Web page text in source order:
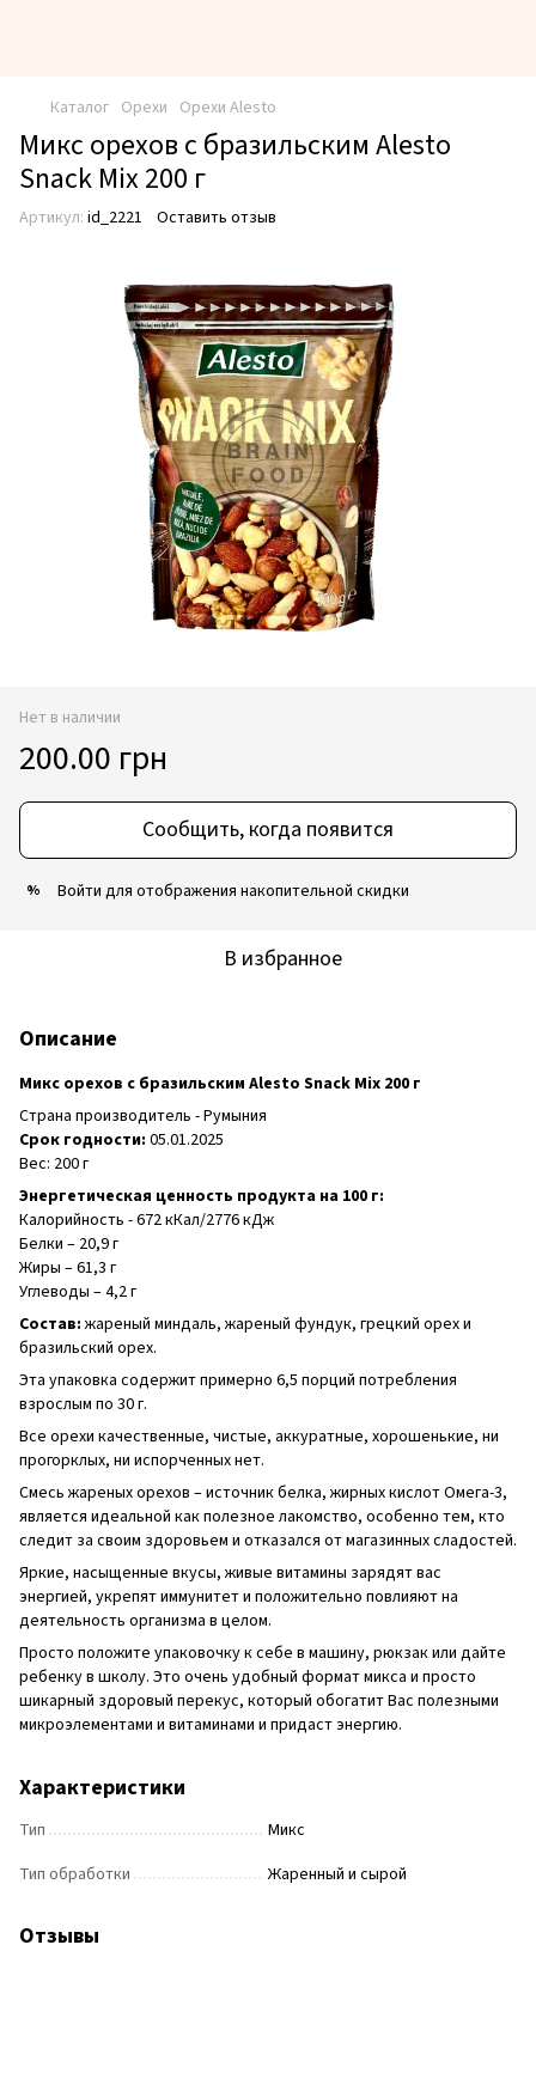
Каталог Орехи Орехи Alesto
Микс орехов с бразильским Alesto
Snack Mix 200 г
Артикул: id_2221 Оставить отзыв
Нет в наличии
200.00 грн
Сообщить, когда появится
% Войти для отображения накопительной скидки
В избранное
Описание
Микс орехов с бразильским Alesto Snack Mix 200 г
Страна производитель - Румыния
Срок годности: 05.01.2025
Вес: 200 г
Энергетическая ценность продукта на 100 г:
Калорийность - 672 кКал/2776 кДж
Белки – 20,9 г
Жиры – 61,3 г
Углеводы – 4,2 г
Состав: жареный миндаль, жареный фундук, грецкий орех и
бразильский орех.
Эта упаковка содержит примерно 6,5 порций потребления
взрослым по 30 г.
Все орехи качественные, чистые, аккуратные, хорошенькие, ни
прогорклых, ни испорченных нет.
Смесь жареных орехов – источник белка, жирных кислот Омега-3,
является идеальной как полезное лакомство, особенно тем, кто
следит за своим здоровьем и отказался от магазинных сладостей.
Яркие, насыщенные вкусы, живые витамины зарядят вас
энергией, укрепят иммунитет и положительно повлияют на
деятельность организма в целом.
Просто положите упаковочку к себе в машину, рюкзак или дайте
ребенку в школу. Это очень удобный формат микса и просто
шикарный здоровый перекус, который обогатит Вас полезными
микроэлементами и витаминами и придаст энергию.
Характеристики
Тип
Микс
Тип обработки
Жаренный и сырой
Отзывы